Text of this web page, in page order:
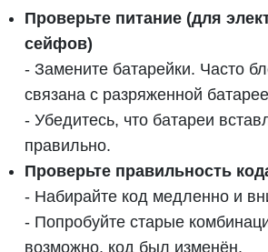
Проверьте питание (для
сейфов)
- Замените батарейки. Часто
связана с разряженной
- Убедитесь, что батареи
правильно.
Проверьте правильность
- Набирайте код медленно и
- Попробуйте старые
возможно, код был изменён.